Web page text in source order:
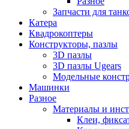
Запчасти для
Катера
Квадрокоптеры
Конструкторы, пазлы
3D пазлы
3D пазлы Ugears
Модельные
Машинки
Разное
Материалы и
Клеи,